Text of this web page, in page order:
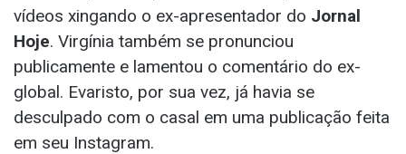
vídeos xingando o ex-apresentador do Jornal
Hoje. Virgínia também se pronunciou
publicamente e lamentou o comentário do ex-
global. Evaristo, por sua vez, já havia se
desculpado com o casal em uma publicação feita
em seu Instagram.